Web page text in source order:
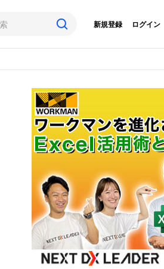
ログイン
新規登録